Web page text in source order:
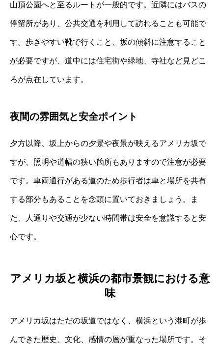
山頂公園へと至るルートが一般的です。近隣にはバスの
停留所があり、公共交通を利用して訪れることも可能で
す。歩きやすい靴で行くこと、坂の傾斜に注意すること
が必要ですが、道中には住宅街や緑地、寺社など見どこ
ろが点在しています。
夜間の雰囲気と安全ポイント
夕方以降、坂上からの夕景や夜景が映えるアメリカ坂で
すが、照明や道幅の狭い箇所もありますので注意が必要
です。車両通行がある道のため歩行者は車と場所を共有
する部分もあることを念頭に置いておきましょう。ま
た、人通りや交通が少ない時間帯は安全を意識すると安
心です。
アメリカ坂と横浜の都市景観における意
味
アメリカ坂はただの坂道ではなく、横浜という港町が歩
んできた歴史、文化、感情の層が重なった場所です。そ